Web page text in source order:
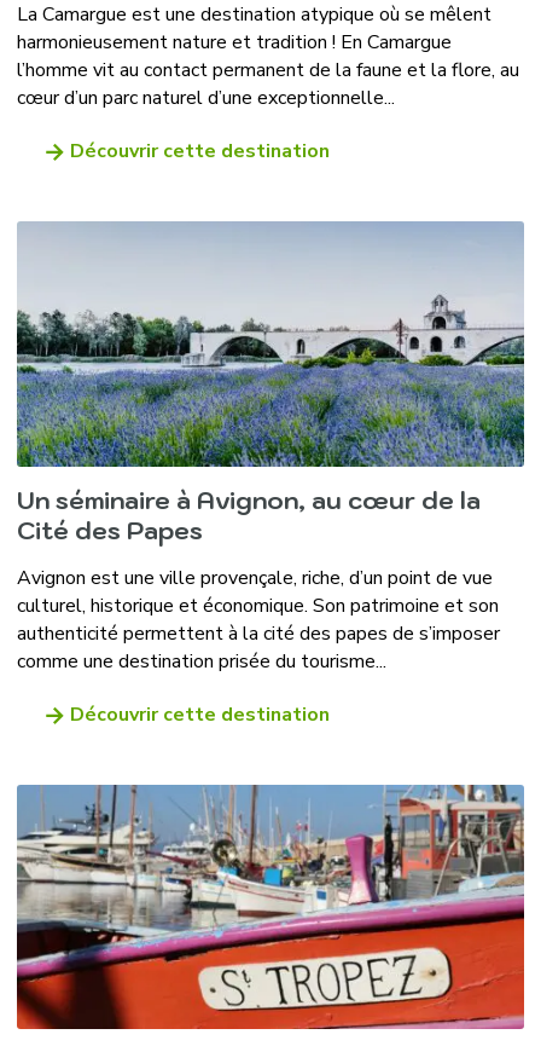
La Camargue est une destination atypique où se mêlent
harmonieusement nature et tradition ! En Camargue
l’homme vit au contact permanent de la faune et la flore, au
cœur d’un parc naturel d’une exceptionnelle...
Découvrir cette destination
Un séminaire à Avignon, au cœur de la
Cité des Papes
Avignon est une ville provençale, riche, d’un point de vue
culturel, historique et économique. Son patrimoine et son
authenticité permettent à la cité des papes de s’imposer
comme une destination prisée du tourisme...
Découvrir cette destination